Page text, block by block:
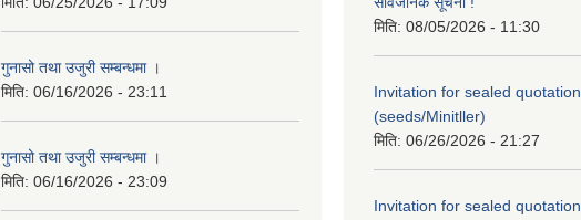
गुनासो तथा उजुरी सम्बन्धमा ।
मिति: 06/16/2026 - 23:11
गुनासो तथा उजुरी सम्बन्धमा ।
मिति: 06/16/2026 - 23:09
मिति: 08/05/2026 - 11:30
Invitation for sealed quotation
(seeds/Minitller)
मिति: 06/26/2026 - 21:27
Invitation for sealed quotation